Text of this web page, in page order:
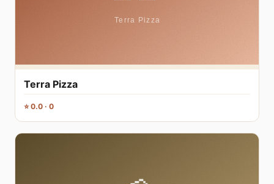
Terra Pizza
⭐ 0.0 · 0